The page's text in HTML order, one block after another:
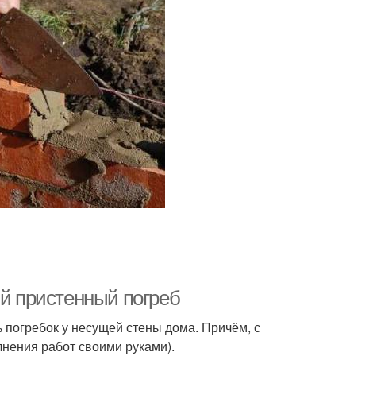
пристенный погреб
у несущей стены дома. Причём, с
работ своими руками).